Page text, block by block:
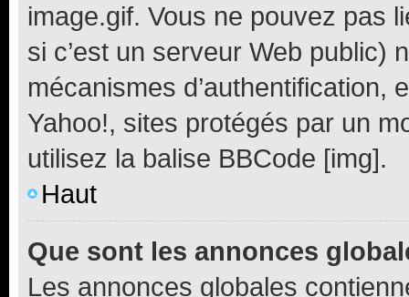
image.gif. Vous ne pouvez pas
si c’est un serveur Web public)
mécanismes d’authentification,
Yahoo!, sites protégés par un
utilisez la balise BBCode [img].
Haut
Que sont les annonces
Les annonces globales